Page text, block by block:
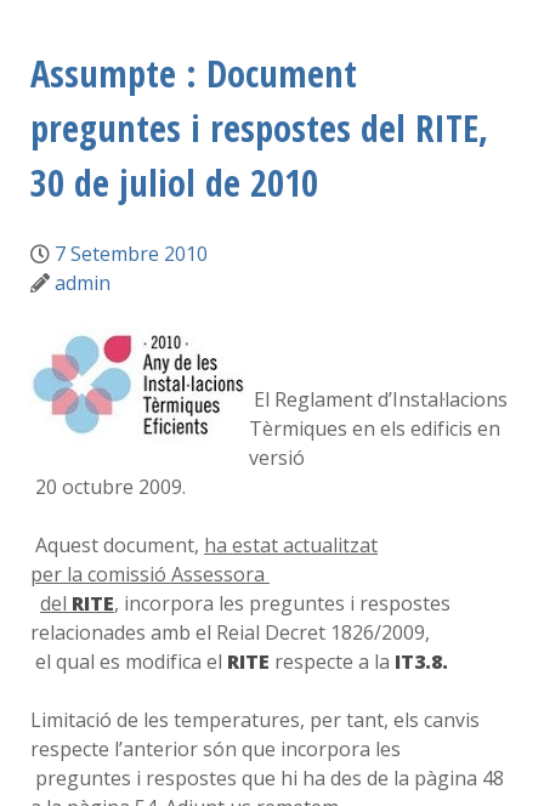
Assumpte : Document
preguntes i respostes del RITE,
30 de juliol de 2010
7 Setembre 2010
admin
El Reglament d’Instal·lacions
Tèrmiques en els edificis en
versió
20 octubre 2009.
Aquest document, ha estat actualitzat
per la comissió Assessora
del RITE, incorpora les preguntes i respostes
relacionades amb el Reial Decret 1826/2009,
el qual es modifica el RITE respecte a la IT3.8.
Limitació de les temperatures, per tant, els canvis
respecte l’anterior són que incorpora les
preguntes i respostes que hi ha des de la pàgina 48